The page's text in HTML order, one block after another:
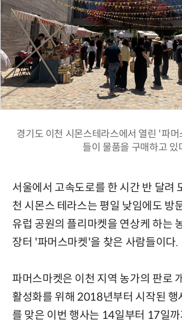
경기도 이천 시몬스테라스에서 열린 '파
들이 물품을 구매하고 있
서울에서 고속도로를 한 시간 반 달려
천 시몬스 테라스는 평일 낮임에도 방
유럽 공원의 플리마켓을 연상케 하는
장터 '파머스마켓'을 찾은 사람들이다.
파머스마켓은 이천 지역 농가의 판로
활성화를 위해 2018년부터 시작된 행
를 맞은 이번 행사는 14일부터 17일